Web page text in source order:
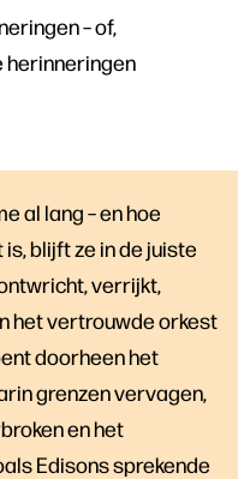
– of,
herinneringen
al lang – en hoe
blijft ze in de juiste
verrijkt,
het vertrouwde orkest
doorheen het
grenzen vervagen,
en het
Edisons sprekende